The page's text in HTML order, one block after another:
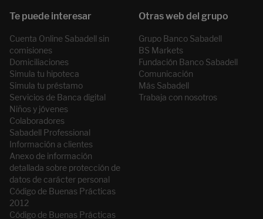
Cuenta Online Sabadell sin
comisiones
Domiciliaciones
Simula tu hipoteca
Simula tu préstamo
Servicios de Banca digital
Niños y jóvenes
Colaboradores
Sabadell Professional
Información a clientes
Anexo de información
detallada sobre protección de
datos de carácter personal
Código de Buenas Prácticas
2012
Código de Buenas Prácticas
Grupo Banco Sabadell
BS Markets
Fundación Banco Sabadell
Comunicación
Más Sabadell
Trabaja con nosotros